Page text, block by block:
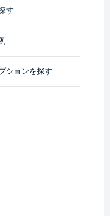
す
ションを探す